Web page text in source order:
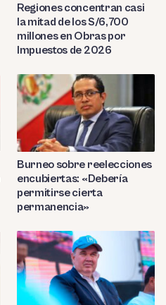
Regiones concentran casi
la mitad de los S/6,700
millones en Obras por
Impuestos de 2026
Burneo sobre reelecciones
encubiertas: «Debería
permitirse cierta
permanencia»